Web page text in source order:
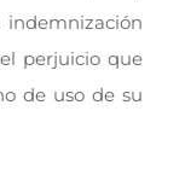
indemnización
perjuicio que
de uso de su